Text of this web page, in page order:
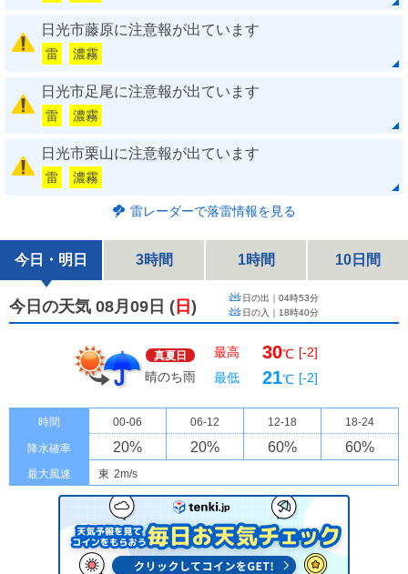
日光市藤原に注意報が出ています
雷 濃霧
日光市足尾に注意報が出ています
雷 濃霧
日光市栗山に注意報が出ています
雷 濃霧
雷レーダーで落雷情報を見る
今日・明日 3時間 1時間 10日間
今日の天気 08月09日 ( 日 ) 日の出｜ 04時53分
日の入｜ 18時40分
真夏日
晴のち雨
最高 30℃ [-2]
最低
21℃ [-2]
時間 00-06 06-12 12-18 18-24
降水確率 20% 20% 60% 60%
最大風速 東 2m/s